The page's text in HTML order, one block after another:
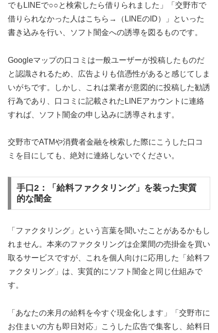
でもLINEで○○と検索したら借りられました」「交野市で
借りられなかった人はこちら→（LINEのID）」といった
書き込みを行い、ソフト闇金への誘導を図るものです。
Googleマップの口コミは一般ユーザーが投稿したものだ
と認識されるため、広告よりも信憑性があると感じてしま
いがちです。しかし、これは業者が意図的に投稿した勧誘
行為であり、口コミに記載されたLINEアカウントに連絡
すれば、ソフト闇金の申し込みに誘導されます。
交野市でATMや消費者金融を検索した際にこうした口コ
ミを目にしても、絶対に連絡しないでください。
手口2：「給料ファクタリング」を装った実質
的な闇金
「ファクタリング」という言葉を聞いたことがあるかもし
れません。本来のファクタリングは企業間の売掛金を買い
取るサービスですが、これを個人向けに応用した「給料フ
ァクタリング」は、実質的にソフト闇金と同じ仕組みで
す。
「あなたの来月の給料を今すぐ現金化します」「交野市に
お住まいの方も即日対応」こうした広告で集客し、給料日